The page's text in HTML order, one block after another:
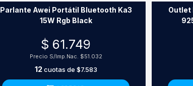
Parlante Awei Portátil Bluetooth Ka3
15W Rgb Black
$ 61.749
Precio S/Imp.Nac. $51.032
12cuotas de $7.583
Outlet